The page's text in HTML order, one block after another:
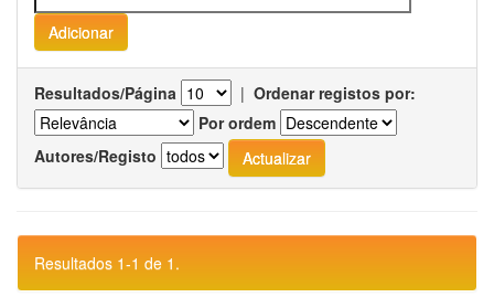
Resultados/Página | Ordenar registos por:
Por ordem
Autores/Registo
Resultados 1-1 de 1.